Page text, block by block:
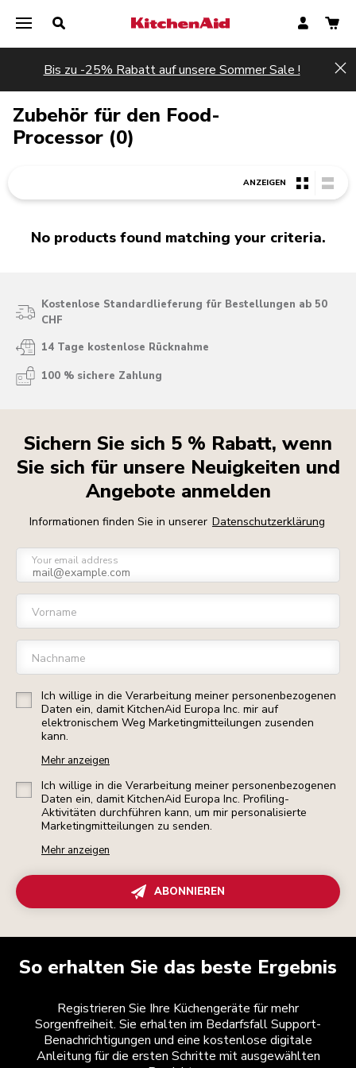
Bis zu -25% Rabatt auf unsere Sommer Sale !
Zubehör für den Food-
Processor (0)
ANZEIGEN
No products found matching your criteria.
Kostenlose Standardlieferung für Bestellungen ab 50
CHF
14 Tage kostenlose Rücknahme
100 % sichere Zahlung
Sichern Sie sich 5 % Rabatt, wenn
Sie sich für unsere Neuigkeiten und
Angebote anmelden
Informationen finden Sie in unserer Datenschutzerklärung
Your email address
Vorname
Nachname
Ich willige in die Verarbeitung meiner personenbezogenen
Daten ein, damit KitchenAid Europa Inc. mir auf
elektronischem Weg Marketingmitteilungen zusenden
kann.
Mehr anzeigen
Ich willige in die Verarbeitung meiner personenbezogenen
Daten ein, damit KitchenAid Europa Inc. Profiling-
Aktivitäten durchführen kann, um mir personalisierte
Marketingmitteilungen zu senden.
Mehr anzeigen
ABONNIEREN
So erhalten Sie das beste Ergebnis
Registrieren Sie Ihre Küchengeräte für mehr
Sorgenfreiheit. Sie erhalten im Bedarfsfall Support-
Benachrichtigungen und eine kostenlose digitale
Anleitung für die ersten Schritte mit ausgewählten